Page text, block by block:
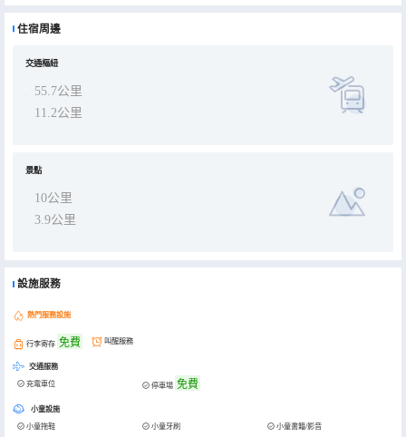
住宿周邊
交通樞紐
55.7公里
11.2公里
景點
10公里
3.9公里
設施服務
熱門服務設施
行李寄存 免費 叫醒服務
交通服務
充電車位 停車場 免費
小童設施
小童拖鞋 小童牙刷 小童書籍/影音